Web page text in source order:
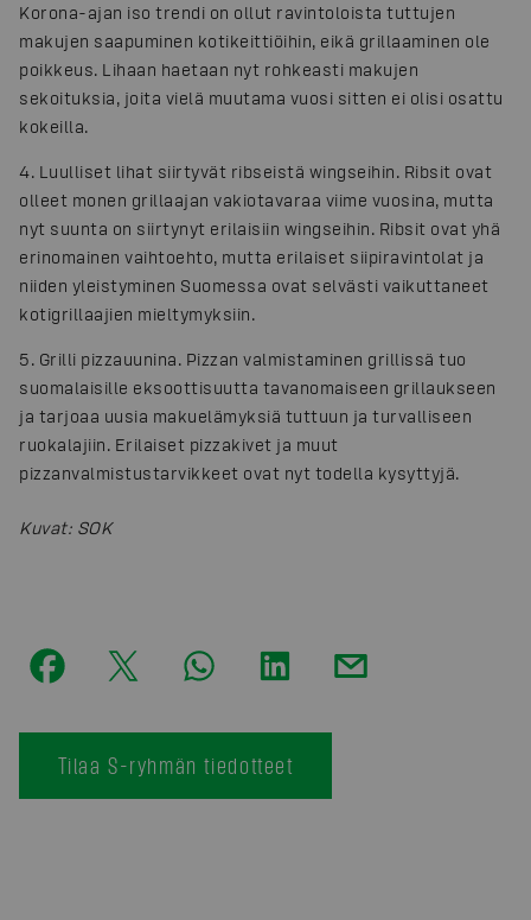
Korona-ajan iso trendi on ollut ravintoloista tuttujen
makujen saapuminen kotikeittiöihin, eikä grillaaminen ole
poikkeus. Lihaan haetaan nyt rohkeasti makujen
sekoituksia, joita vielä muutama vuosi sitten ei olisi osattu
kokeilla.
4. Luulliset lihat siirtyvät ribseistä wingseihin. Ribsit ovat
olleet monen grillaajan vakiotavaraa viime vuosina, mutta
nyt suunta on siirtynyt erilaisiin wingseihin. Ribsit ovat yhä
erinomainen vaihtoehto, mutta erilaiset siipiravintolat ja
niiden yleistyminen Suomessa ovat selvästi vaikuttaneet
kotigrillaajien mieltymyksiin.
5. Grilli pizzauunina. Pizzan valmistaminen grillissä tuo
suomalaisille eksoottisuutta tavanomaiseen grillaukseen
ja tarjoaa uusia makuelämyksiä tuttuun ja turvalliseen
ruokalajiin. Erilaiset pizzakivet ja muut
pizzanvalmistustarvikkeet ovat nyt todella kysyttyjä.
Kuvat: SOK
Tilaa S-ryhmän tiedotteet